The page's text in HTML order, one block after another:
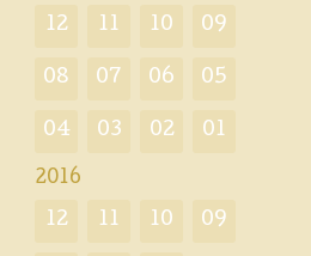
12 11 10 09
08 07 06 05
04 03 02 01
2016
12 11 10 09